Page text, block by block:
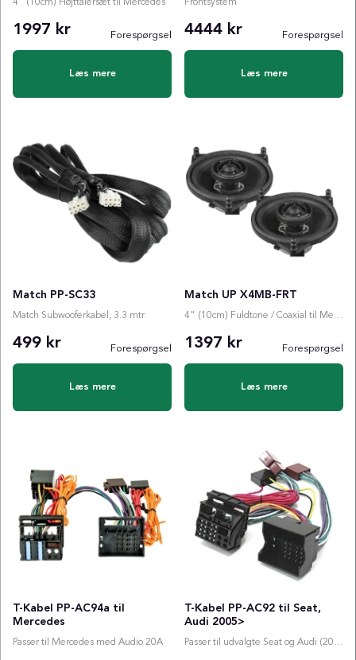
4" (10cm) Højttalersæt til Mercedes
1997 kr Forespørgsel
Læs mere
Frontsystem
4444 kr Forespørgsel
Læs mere
Match PP-SC33
Match Subwooferkabel, 3.3 mtr
499 kr Forespørgsel
Læs mere
Match UP X4MB-FRT
4" (10cm) Fuldtone / Coaxial til Mercedes
1397 kr Forespørgsel
Læs mere
T-Kabel PP-AC94a til
Mercedes
Passer til Mercedes med Audio 20A
T-Kabel PP-AC92 til Seat,
Audi 2005>
Passer til udvalgte Seat og Audi (2005>)-modeller